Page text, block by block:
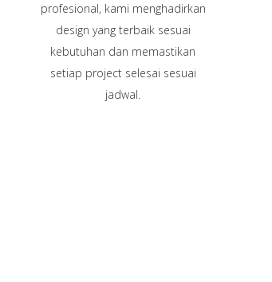
profesional, kami menghadirkan
design yang terbaik sesuai
kebutuhan dan memastikan
setiap project selesai sesuai
jadwal.